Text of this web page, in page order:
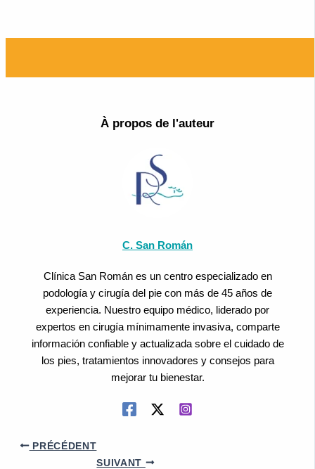
À propos de l'auteur
C. San Román
Clínica San Román es un centro especializado en
podología y cirugía del pie con más de 45 años de
experiencia. Nuestro equipo médico, liderado por
expertos en cirugía mínimamente invasiva, comparte
información confiable y actualizada sobre el cuidado de
los pies, tratamientos innovadores y consejos para
mejorar tu bienestar.
PRÉCÉDENT
SUIVANT